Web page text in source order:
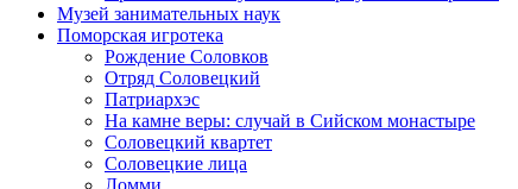
Музей занимательных наук
Поморская игротека
Рождение Соловков
Отряд Соловецкий
Патриархэс
На камне веры: случай в Сийском монастыре
Соловецкий квартет
Соловецкие лица
Ломми